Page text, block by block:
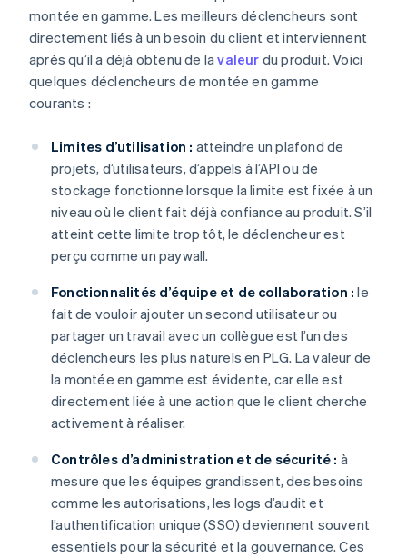
montée en gamme. Les meilleurs déclencheurs sont
directement liés à un besoin du client et interviennent
après qu’il a déjà obtenu de lavaleur du produit. Voici
quelques déclencheurs de montée en gamme
courants :
Limites d’utilisation : atteindre un plafond de
projets, d’utilisateurs, d’appels à l’API ou de
stockage fonctionne lorsque la limite est fixée à un
niveau où le client fait déjà confiance au produit. S’il
atteint cette limite trop tôt, le déclencheur est
perçu comme un paywall.
Fonctionnalités d’équipe et de collaboration : le
fait de vouloir ajouter un second utilisateur ou
partager un travail avec un collègue est l’un des
déclencheurs les plus naturels en PLG. La valeur de
la montée en gamme est évidente, car elle est
directement liée à une action que le client cherche
activement à réaliser.
Contrôles d’administration et de sécurité : à
mesure que les équipes grandissent, des besoins
comme les autorisations, les logs d’audit et
l’authentification unique (SSO) deviennent souvent
essentiels pour la sécurité et la gouvernance. Ces